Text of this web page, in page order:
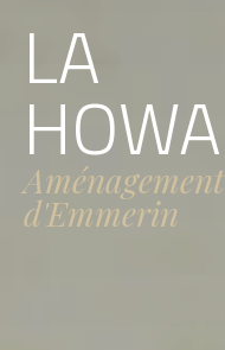
LA
d'Emmerin